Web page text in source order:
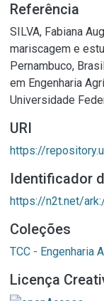
Referência
SILVA, Fabiana
mariscagem e
Pernambuco,
em Engenharia
Universidade
URI
https://
Identificador
https://n2t.net/
Coleções
TCC - Engenharia
Licença